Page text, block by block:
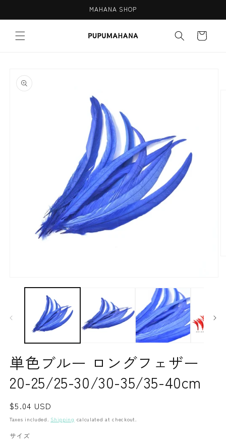
MAHANA SHOP
Cart
product
information
media
単色ブルー ロングフェザー
20-25/25-30/30-35/35-40cm
Regular
price
$5.04 USD
Taxes included. Shipping calculated at checkout.
サイズ